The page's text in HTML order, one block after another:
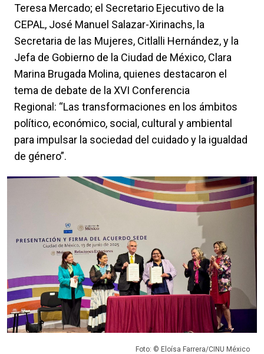
Teresa Mercado; el Secretario Ejecutivo de la
CEPAL, José Manuel Salazar-Xirinachs, la
Secretaria de las Mujeres, Citlalli Hernández, y la
Jefa de Gobierno de la Ciudad de México, Clara
Marina Brugada Molina, quienes destacaron el
tema de debate de la XVI Conferencia
Regional: “Las transformaciones en los ámbitos
político, económico, social, cultural y ambiental
para impulsar la sociedad del cuidado y la igualdad
de género”.
Foto: © Eloísa Farrera/CINU México